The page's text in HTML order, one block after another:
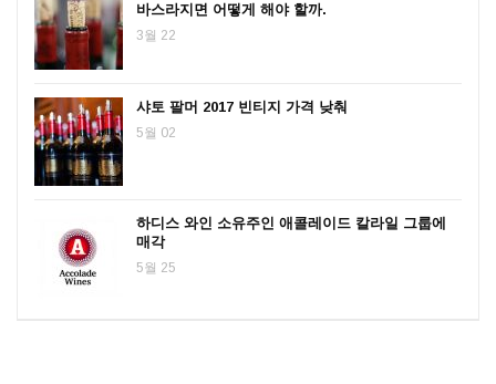
바스라지면 어떻게 해야 할까.
3월 22
샤토 팔머 2017 빈티지 가격 낮춰
5월 02
하디스 와인 소유주인 애콜레이드 칼라일 그룹에
매각
5월 25